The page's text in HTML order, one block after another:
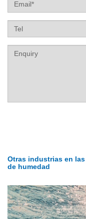
Tel
Label
Otras industrias en
de humedad